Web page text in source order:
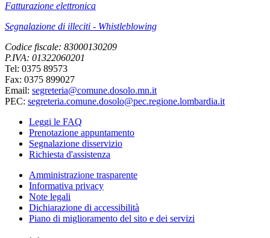
Fatturazione elettronica
Segnalazione di illeciti - Whistleblowing
Codice fiscale: 83000130209
P.IVA: 01322060201
Tel: 0375 89573
Fax: 0375 899027
Email: segreteria@comune.dosolo.mn.it
PEC: segreteria.comune.dosolo@pec.regione.lombardia.it
Leggi le FAQ
Prenotazione appuntamento
Segnalazione disservizio
Richiesta d'assistenza
Amministrazione trasparente
Informativa privacy
Note legali
Dichiarazione di accessibilità
Piano di miglioramento del sito e dei servizi